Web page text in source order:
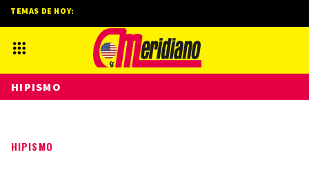
HIPISMO
TEMAS DE HOY:
HIPISMO